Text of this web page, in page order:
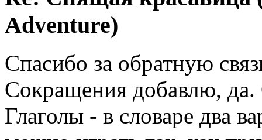
Adventure)
Спасибо за обратную
Сокращения добавлю,
Глаголы - в словаре два